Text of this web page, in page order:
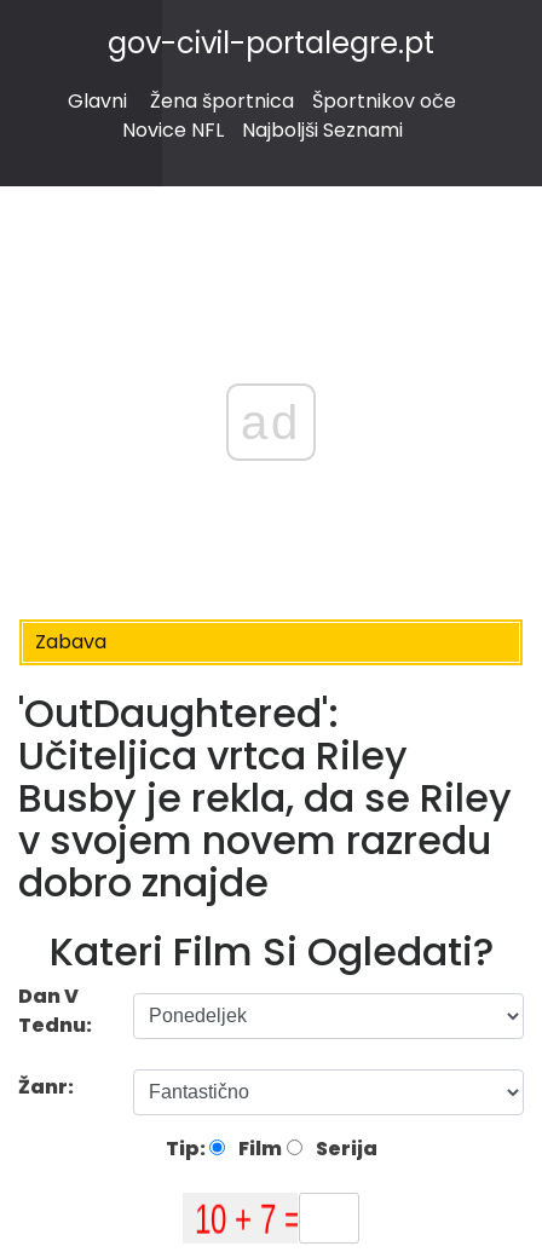
gov-civil-portalegre.pt
Glavni Žena športnica
Športnikov oče
Novice NFL
Najboljši Seznami
ad
Zabava
'OutDaughtered':
Učiteljica vrtca Riley
Busby je rekla, da se Riley
v svojem novem razredu
dobro znajde
Kateri Film Si Ogledati?
Dan V
Tednu:
Žanr:
Tip: Film Serija